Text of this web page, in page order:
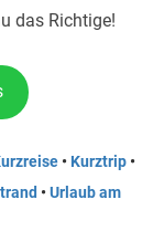
das Richtige!
• Kurztrip •
•Urlaub am